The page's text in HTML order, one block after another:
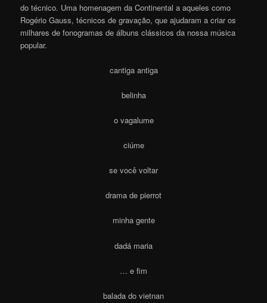
do técnico. Uma homenagem da Continental a aqueles como
Rogério Gauss, técnicos de gravação, que ajudaram a criar os
milhares de fonogramas de álbuns clássicos da nossa música
popular.
cantiga antiga
belinha
o vagalume
ciúme
se você voltar
drama de pierrot
minha gente
dadá maria
… e fim
balada do vietnan